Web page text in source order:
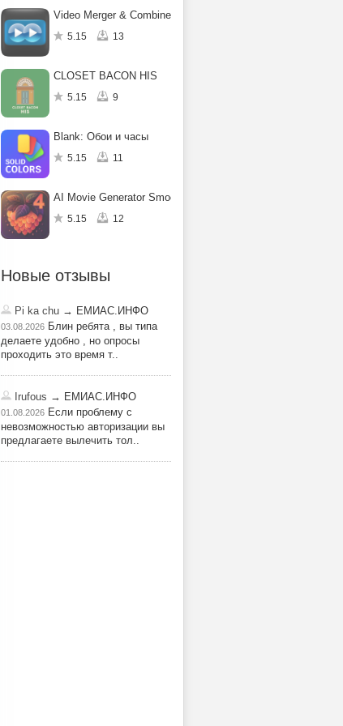
Video Merger & Combiner :Sideo
5.15 13
CLOSET BACON HIS
5.15 9
Blank: Обои и часы
5.15 11
AI Movie Generator Smoothie AI
5.15 12
Новые отзывы
Pi ka chu → ЕМИАС.ИНФО
03.08.2026 Блин ребята , вы типа
делаете удобно , но опросы
проходить это время т..
Irufous → ЕМИАС.ИНФО
01.08.2026 Если проблему с
невозможностью авторизации вы
предлагаете вылечить тол..